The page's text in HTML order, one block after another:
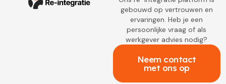
gebouwd op vertrouwen en
ervaringen. Heb je een
persoonlijke vraag of als
werkgever advies nodig?
Neem contact
met ons op